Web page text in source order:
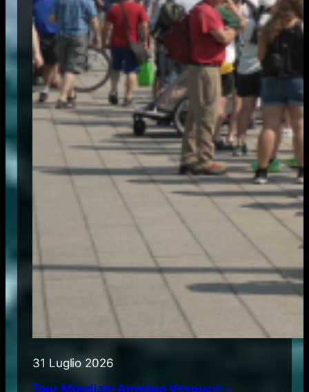
31 Luglio 2026
Tour Mondiale Amerigo Vespucci –